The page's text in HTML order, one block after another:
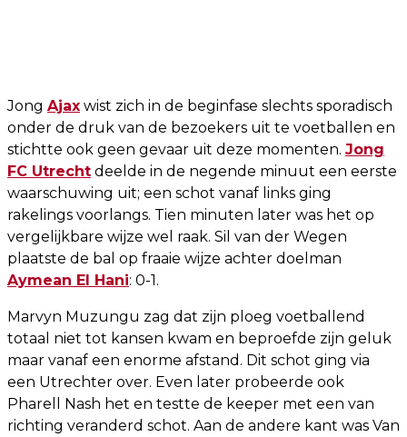
Jong Ajax wist zich in de beginfase slechts sporadisch
onder de druk van de bezoekers uit te voetballen en
stichtte ook geen gevaar uit deze momenten. Jong
FC Utrecht deelde in de negende minuut een eerste
waarschuwing uit; een schot vanaf links ging
rakelings voorlangs. Tien minuten later was het op
vergelijkbare wijze wel raak. Sil van der Wegen
plaatste de bal op fraaie wijze achter doelman
Aymean El Hani: 0-1.
Marvyn Muzungu zag dat zijn ploeg voetballend
totaal niet tot kansen kwam en beproefde zijn geluk
maar vanaf een enorme afstand. Dit schot ging via
een Utrechter over. Even later probeerde ook
Pharell Nash het en testte de keeper met een van
richting veranderd schot. Aan de andere kant was Van